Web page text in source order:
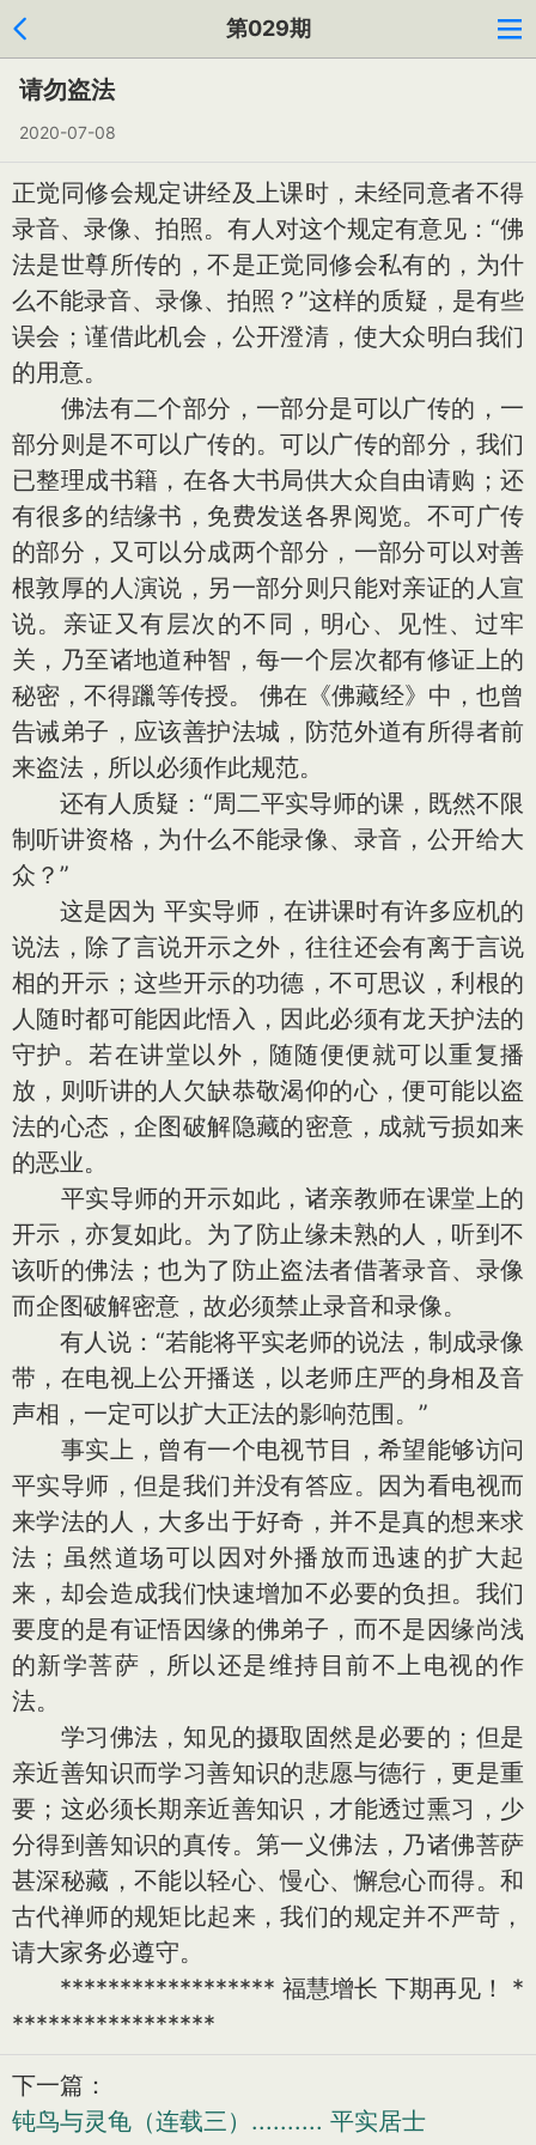
第029期
请勿盗法
2020-07-08
正觉同修会规定讲经及上课时，未经同意者不得
录音、录像、拍照。有人对这个规定有意见：“佛
法是世尊所传的，不是正觉同修会私有的，为什
么不能录音、录像、拍照？”这样的质疑，是有些
误会；谨借此机会，公开澄清，使大众明白我们
的用意。
佛法有二个部分，一部分是可以广传的，一
部分则是不可以广传的。可以广传的部分，我们
已整理成书籍，在各大书局供大众自由请购；还
有很多的结缘书，免费发送各界阅览。不可广传
的部分，又可以分成两个部分，一部分可以对善
根敦厚的人演说，另一部分则只能对亲证的人宣
说。亲证又有层次的不同，明心、见性、过牢
关，乃至诸地道种智，每一个层次都有修证上的
秘密，不得躐等传授。 佛在《佛藏经》中，也曾
告诫弟子，应该善护法城，防范外道有所得者前
来盗法，所以必须作此规范。
还有人质疑：“周二平实导师的课，既然不限
制听讲资格，为什么不能录像、录音，公开给大
众？”
这是因为 平实导师，在讲课时有许多应机的
说法，除了言说开示之外，往往还会有离于言说
相的开示；这些开示的功德，不可思议，利根的
人随时都可能因此悟入，因此必须有龙天护法的
守护。若在讲堂以外，随随便便就可以重复播
放，则听讲的人欠缺恭敬渴仰的心，便可能以盗
法的心态，企图破解隐藏的密意，成就亏损如来
的恶业。
平实导师的开示如此，诸亲教师在课堂上的
开示，亦复如此。为了防止缘未熟的人，听到不
该听的佛法；也为了防止盗法者借著录音、录像
而企图破解密意，故必须禁止录音和录像。
有人说：“若能将平实老师的说法，制成录像
带，在电视上公开播送，以老师庄严的身相及音
声相，一定可以扩大正法的影响范围。”
事实上，曾有一个电视节目，希望能够访问
平实导师，但是我们并没有答应。因为看电视而
来学法的人，大多出于好奇，并不是真的想来求
法；虽然道场可以因对外播放而迅速的扩大起
来，却会造成我们快速增加不必要的负担。我们
要度的是有证悟因缘的佛弟子，而不是因缘尚浅
的新学菩萨，所以还是维持目前不上电视的作
法。
学习佛法，知见的摄取固然是必要的；但是
亲近善知识而学习善知识的悲愿与德行，更是重
要；这必须长期亲近善知识，才能透过熏习，少
分得到善知识的真传。第一义佛法，乃诸佛菩萨
甚深秘藏，不能以轻心、慢心、懈怠心而得。和
古代禅师的规矩比起来，我们的规定并不严苛，
请大家务必遵守。
****************** 福慧增长 下期再见！ *
*****************
下一篇：
钝鸟与灵龟（连载三）.......... 平实居士